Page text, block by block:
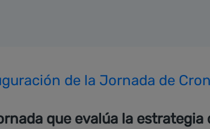
de la Jornada de
que evalúa la